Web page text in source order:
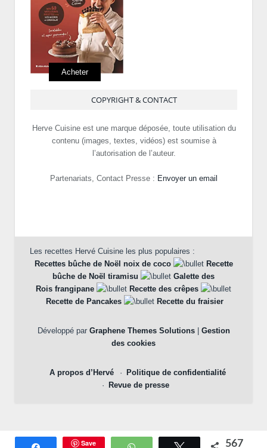
Acheter
COPYRIGHT & CONTACT
Herve Cuisine est une marque déposée, toute utilisation du
contenu (images, textes, vidéos) est soumise à
l’autorisation de l’auteur.
Partenariats, Contact Presse : Envoyer un email
Les recettes Hervé Cuisine les plus populaires :
Recettes bûche de Noël noix de coco
Recette
bûche de Noël tiramisu
Galette des
Rois frangipane
Recette des crêpes
Recette de Pancakes
Recette du fraisier
Développé par Graphene Themes Solutions| Gestion
des cookies
A propos d’Hervé
Politique de confidentialité
Revue de presse
Save 567